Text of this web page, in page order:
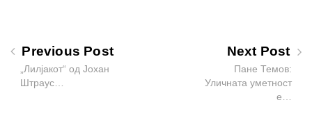
Previous Post
„Лилјакот“ од Јохан
Штраус…
Next Post
Пане Темов:
Уличната уметност
е…